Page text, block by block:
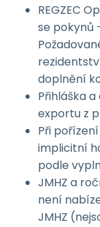
REGZEC
se pokynů
doplnění
Přihláška
exportu z
Při
implicitní
podle
JMHZ a
není
JMHZ